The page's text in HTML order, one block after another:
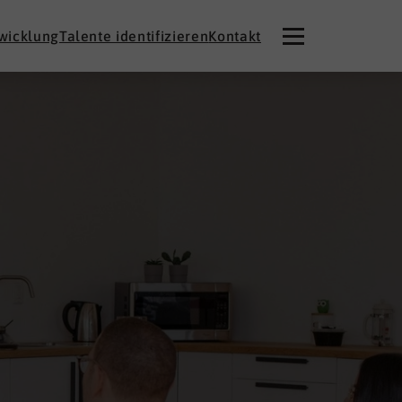
Talente identifizierenKontakt